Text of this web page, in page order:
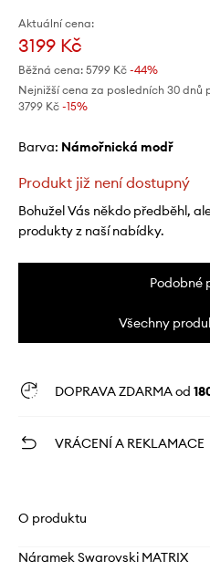
Aktuální cena:
3199 Kč
Běžná cena: 5799 Kč -44%
Nejnižší cena za posledních 30 dnů
3799 Kč -15%
Barva: námořnická modř
Produkt již není dostupný
Bohužel Vás někdo předběhl,
produkty z naší nabídky.
Podobné
Všechny
DOPRAVA ZDARMA od
VRÁCENÍ A REKLAMACE
O produktu
Náramek Swarovski MATRIX